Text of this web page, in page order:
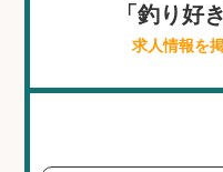
「釣り好
求人情報を